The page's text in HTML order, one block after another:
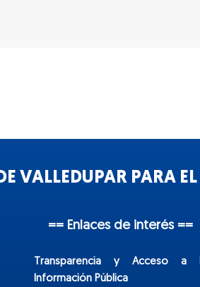
VALLEDUPAR PARA EL
== Enlaces de interés ==
Transparencia y Acceso a
Información Pública